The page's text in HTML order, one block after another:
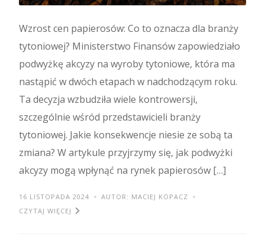
Wzrost cen papierosów: Co to oznacza dla branży
tytoniowej? Ministerstwo Finansów zapowiedziało
podwyżkę akcyzy na wyroby tytoniowe, która ma
nastąpić w dwóch etapach w nadchodzącym roku.
Ta decyzja wzbudziła wiele kontrowersji,
szczególnie wśród przedstawicieli branży
tytoniowej. Jakie konsekwencje niesie ze sobą ta
zmiana? W artykule przyjrzymy się, jak podwyżki
akcyzy mogą wpłynąć na rynek papierosów […]
16 LISTOPADA 2024
AUTOR: MACIEJ KOPACZ
CZYTAJ WIĘCEJ